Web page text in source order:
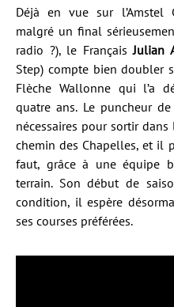
Déjà en vue sur l’Amstel
malgré un final
radio ?), le FrançaisJulian
Step) compte bien doubler
Flèche Wallonne qui l’a
quatre ans. Le puncheur
nécessaires pour sortir
chemin des Chapelles, et il
faut, grâce à une équipe
terrain. Son début de
condition, il espère
ses courses préférées.